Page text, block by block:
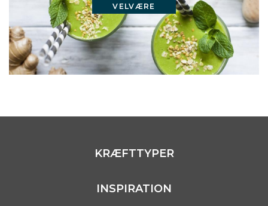
VELVÆRE
KRÆFTTYPER
INSPIRATION